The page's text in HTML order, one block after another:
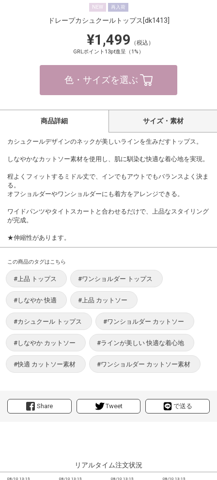
NEW 再入荷
ドレープカシュクールトップス [dk1413]
¥1,499 （税込）
GRLポイント13pt進呈（1%）
色・サイズを選ぶ
Share Tweet で送る
商品詳細 サイズ・素材
カシュクールデザインのネックが美しいラインを生みだすトップス。
しなやかなカットソー素材を使用し、肌に馴染む快適な着心地を実現。
程よくフィットするミドル丈で、インでもアウトでもバランスよく決ま
る。
オフショルダーやワンショルダーにも着方をアレンジできる。
ワイドパンツやタイトスカートと合わせるだけで、上品なスタイリング
が完成。
★伸縮性があります。
この商品のタグはこちら
#上品 トップス #ワンショルダー トップス
#しなやか 快適 #上品 カットソー
#カシュクール トップス #ワンショルダー カットソー
#しなやか カットソー #ラインが美しい 快適な着心地
#快適 カットソー素材 #ワンショルダー カットソー素材
リアルタイム注文状況
08/10 13:15 08/10 13:15 08/10 13:15 08/10 13:15